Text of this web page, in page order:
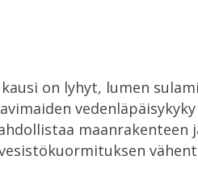
on lyhyt, lumen